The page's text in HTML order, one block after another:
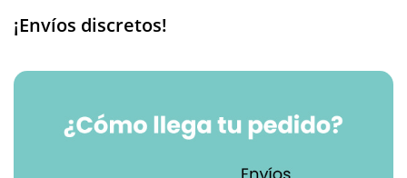
¡Envíos discretos!